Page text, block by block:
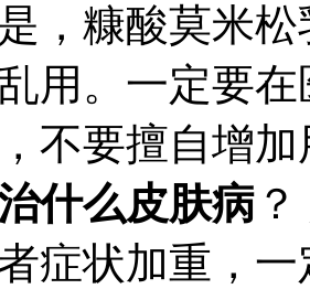
，糠酸莫米
用。一定要
不要擅自增
什么皮肤病
症状加重，